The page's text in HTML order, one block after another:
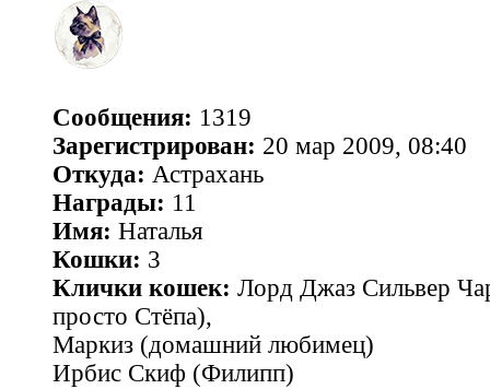
Сообщения: 1319
Зарегистрирован: 20 мар 2009, 08:40
Откуда: Астрахань
Награды: 11
Имя: Наталья
Кошки: 3
Клички кошек: Лорд Джаз Сильвер
просто Стёпа),
Маркиз (домашний любимец)
Ирбис Скиф (Филипп)